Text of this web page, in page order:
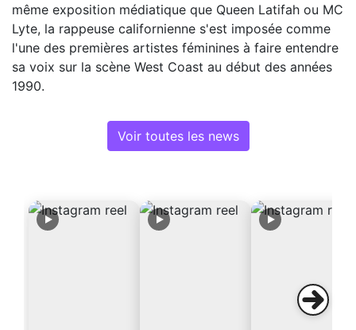
même exposition médiatique que Queen Latifah ou MC
Lyte, la rappeuse californienne s'est imposée comme
l'une des premières artistes féminines à faire entendre
sa voix sur la scène West Coast au début des années
1990.
Voir toutes les news